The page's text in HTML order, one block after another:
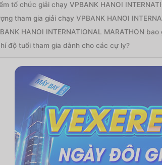
tổ chức giải chạy VPBANK HANOI
tham gia giải chạy VPBANK HANOI
HANOI INTERNATIONAL MARATHON
độ tuổi tham gia dành cho các cự ly?